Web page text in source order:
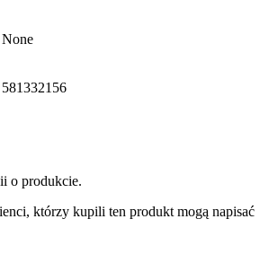
None
581332156
o produkcie.
którzy kupili ten produkt mogą napisać